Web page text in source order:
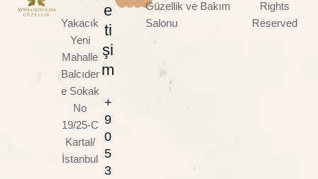
Yakacık
Yeni
Mahalle
Balcıder
e Sokak
No
19/25-C
Kartal/
İstanbul
e
ti
şi
m
+
9
0
5
3
Güzellik ve Bakım
Salonu
Rights
Reserved